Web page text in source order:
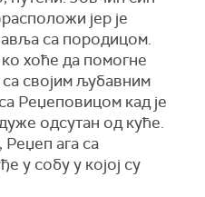
јер је
са породицом.
хоће да помогне
својим љубавним
Реџеповицом кад је
одсутан од куће.
ага са
у собу у којој су